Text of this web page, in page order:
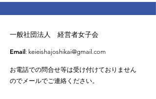
一般社団法人 経営者女子会
Email: keieishajoshikai@gmail.com
お電話での問合せ等は受け付けておりません
のでメールでご連絡ください。